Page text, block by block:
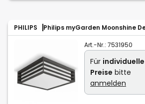
PHILIPS Philips myGarden Moonshine
Art.-Nr.: 7531950
Für individuelle
Preise bitte
anmelden